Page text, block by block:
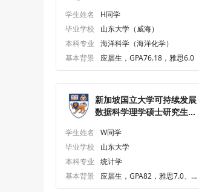
学生姓名
H同学
毕业学校
山东大学（威海）
本科专业
海洋科学（海洋化学）
基本背景
应届生，GPA76.18，雅思6.0
新加坡国立大学可持续发展
数据科学理学硕士研究生
学生姓名
W同学
毕业学校
山东大学
本科专业
统计学
基本背景
应届生，GPA82，雅思7.0、六